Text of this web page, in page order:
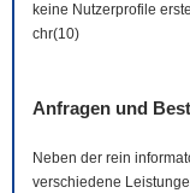
keine Nutzerprofile
chr(10)
Anfragen und
Neben der rein
verschiedene